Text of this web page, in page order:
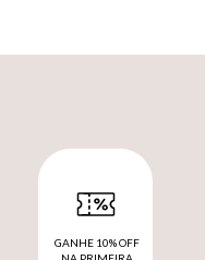
GANHE 10% OFF